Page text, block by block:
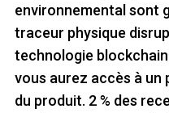
environnemental sont
traceur physique
technologie
vous aurez accès à un
du produit. 2 % des